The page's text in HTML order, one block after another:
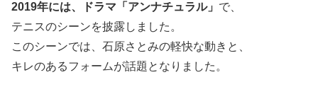
2019年には、ドラマ「アンナチュラル」 で、
テニスのシーンを披露しました。
このシーンでは、石原さとみの軽快な動きと、
キレのあるフォームが話題となりました。